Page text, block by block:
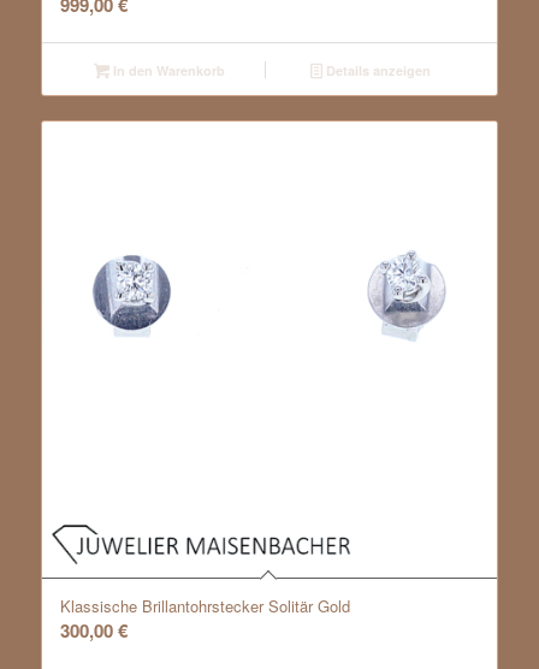
In den Warenkorb Details anzeigen
Klassische Brillantohrstecker Solitär Gold
300,00€